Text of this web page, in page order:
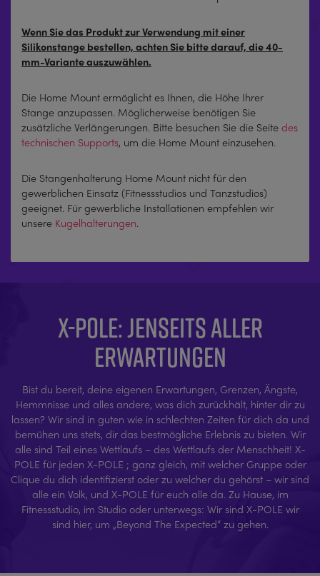
Wenn Sie das Produkt zur Verwendung mit einer
Silikonstange bestellen, achten Sie bitte darauf, die 40-
mm-Variante auszuwählen.
Die Home Mount ermöglicht es Ihnen, die Höhe Ihrer
Stange anzupassen. Möglicherweise benötigen Sie
zusätzliche Verlängerungen. Bitte besuchen Sie die Seite des
technischen Supports, um die Home Mount einzusehen.
Die Stangenhalterung Home Mount nicht für den
gewerblichen Einsatz (Fitnessstudios und Tanzstudios)
geeignet. Für gewerbliche Installationen empfehlen wir
unsere Kugelhalterungen.
X-POLE: JENSEITS ALLER
ERWARTUNGEN
Bist du bereit, deine eigenen Erwartungen, Grenzen, Ängste,
Hemmnisse und alles andere, was dich zurückhält, hinter dir zu
lassen? Wir sind in guten wie in schlechten Zeiten für dich da und
bemühen uns stets, dir das bestmögliche Erlebnis zu bieten. Wir
alle sind Teil eines Wettlaufs – des Wettlaufs der Menschheit! X-
POLE für jeden X-POLE ; ganz gleich, mit welcher Gruppe oder
Clique du dich identifizierst oder zu welcher du gehörst – wir sind
alle ein Volk, und X-POLE für euch alle da. Zu Hause, im
Fitnessstudio, im Studio oder unterwegs: Wir sind X-POLE wir
sind hier, um „Beyond The Expected“ zu gehen.